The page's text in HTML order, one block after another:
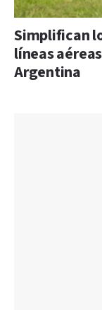
Simplifican
líneas
Argentina